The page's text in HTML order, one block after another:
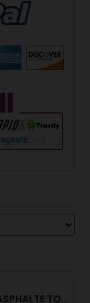
PNEUS ASPHALTE TOURING D40 COLLÉS SUR JANTE - SWEEP